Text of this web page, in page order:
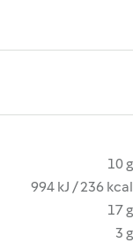
10 g
994 kJ / 236 kcal
17 g
3 g